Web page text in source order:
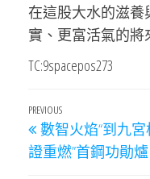
在這股大水的滋養
實、更富活氣的將
TC:9spacepos273
文
章
導
Previous
Post
PREVIOUS
數智火焰“到九
證重燃”首鋼功勛爐